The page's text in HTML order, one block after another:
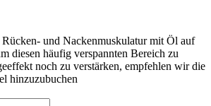
Rücken- und Nackenmuskulatur mit Öl auf
diesen häufig verspannten Bereich zu
noch zu verstärken, empfehlen wir die
hinzuzubuchen